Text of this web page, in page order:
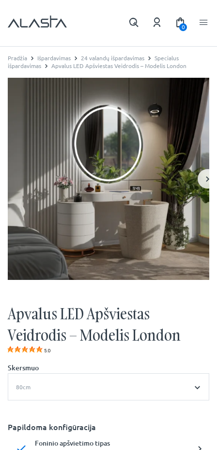
0
Pradžia Išpardavimas 24 valandų išpardavimas
Specialus
išpardavimas
Apvalus LED Apšviestas Veidrodis – Modelis London
Apvalus LED Apšviestas
Veidrodis – Modelis London
5.0
Skersmuo
80cm
Papildoma konfigūracija
Foninio apšvietimo tipas